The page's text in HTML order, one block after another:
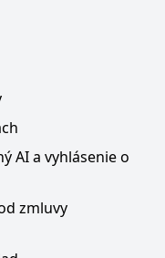
AI a vyhlásenie o
zmluvy